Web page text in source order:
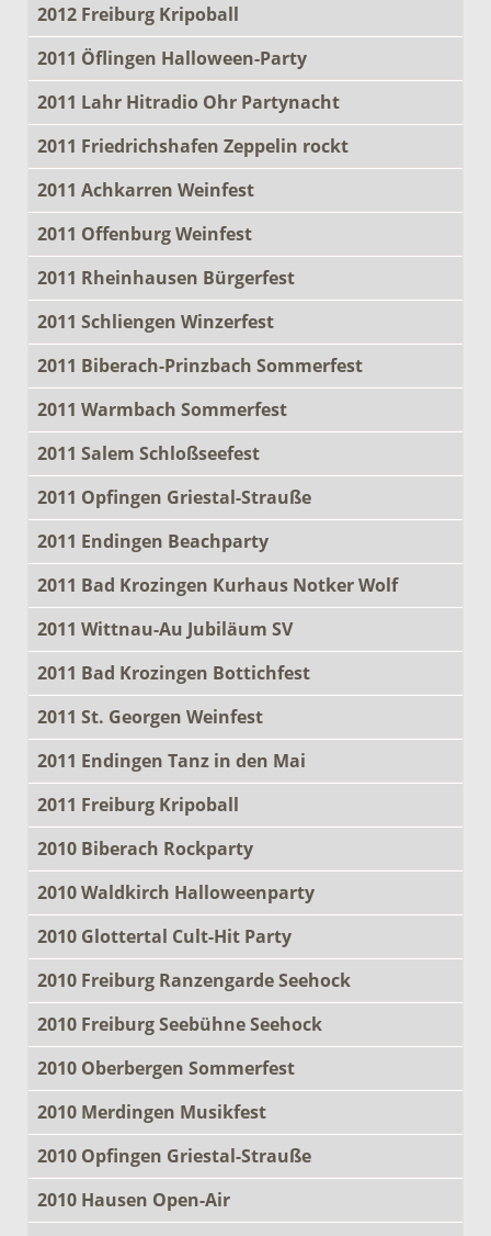
2012 Freiburg Kripoball
2011 Öflingen Halloween-Party
2011 Lahr Hitradio Ohr Partynacht
2011 Friedrichshafen Zeppelin rockt
2011 Achkarren Weinfest
2011 Offenburg Weinfest
2011 Rheinhausen Bürgerfest
2011 Schliengen Winzerfest
2011 Biberach-Prinzbach Sommerfest
2011 Warmbach Sommerfest
2011 Salem Schloßseefest
2011 Opfingen Griestal-Strauße
2011 Endingen Beachparty
2011 Bad Krozingen Kurhaus Notker Wolf
2011 Wittnau-Au Jubiläum SV
2011 Bad Krozingen Bottichfest
2011 St. Georgen Weinfest
2011 Endingen Tanz in den Mai
2011 Freiburg Kripoball
2010 Biberach Rockparty
2010 Waldkirch Halloweenparty
2010 Glottertal Cult-Hit Party
2010 Freiburg Ranzengarde Seehock
2010 Freiburg Seebühne Seehock
2010 Oberbergen Sommerfest
2010 Merdingen Musikfest
2010 Opfingen Griestal-Strauße
2010 Hausen Open-Air